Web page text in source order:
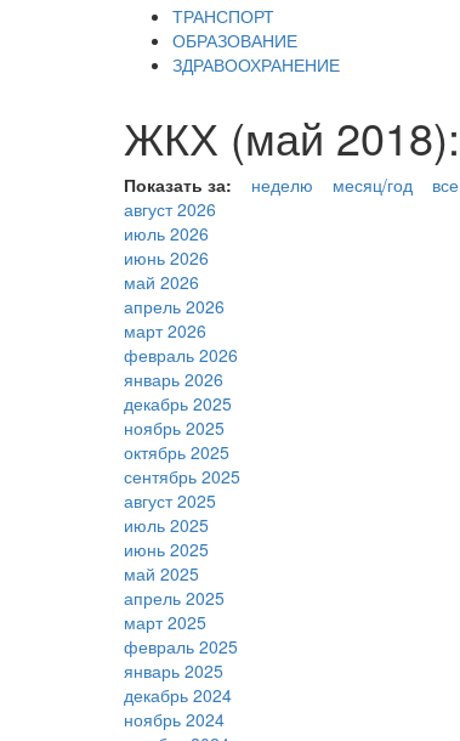
ТРАНСПОРТ
ОБРАЗОВАНИЕ
ЗДРАВООХРАНЕНИЕ
ЖКХ (май 2018):
Показать за: неделю месяц/год
все
август 2026
июль 2026
июнь 2026
май 2026
апрель 2026
март 2026
февраль 2026
январь 2026
декабрь 2025
ноябрь 2025
октябрь 2025
сентябрь 2025
август 2025
июль 2025
июнь 2025
май 2025
апрель 2025
март 2025
февраль 2025
январь 2025
декабрь 2024
ноябрь 2024